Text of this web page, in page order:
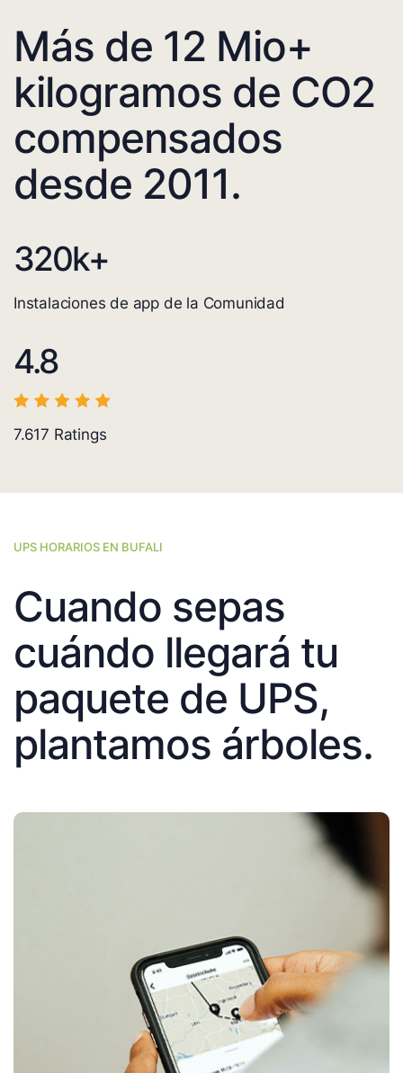
Más de 12 Mio+
kilogramos de CO2
compensados
desde 2011.
320k+
Instalaciones de app de la Comunidad
4.8
7.617 Ratings
UPS HORARIOS EN BUFALI
Cuando sepas
cuándo llegará tu
paquete de UPS,
plantamos árboles.